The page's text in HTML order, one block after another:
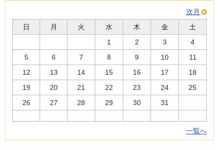
次月
日
月 火 水 木 金
土
1
2 3
4
5
6 7 8 9 10
11
12
13 14 15 16 17
18
19
20 21 22 23 24
25
26
27 28 29 30 31
一覧へ